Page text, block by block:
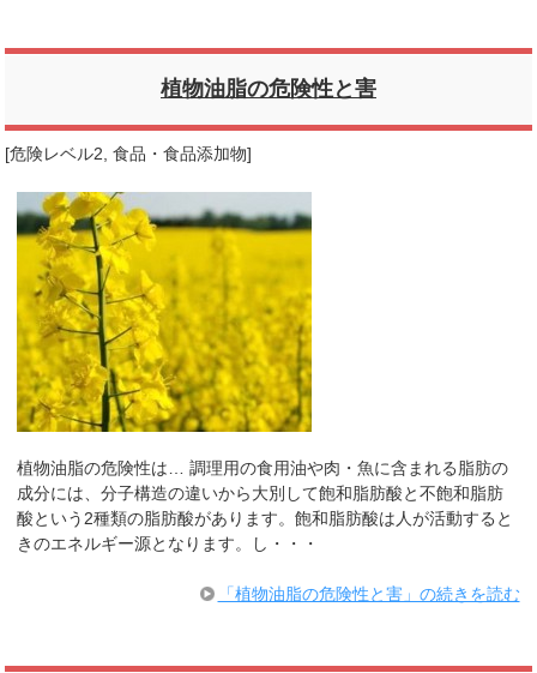
植物油脂の危険性と害
[危険レベル2,食品・食品添加物]
植物油脂の危険性は… 調理用の食用油や肉・魚に含まれる脂肪の
成分には、分子構造の違いから大別して飽和脂肪酸と不飽和脂肪
酸という2種類の脂肪酸があります。飽和脂肪酸は人が活動すると
きのエネルギー源となります。し・・・
「植物油脂の危険性と害」の続きを読む